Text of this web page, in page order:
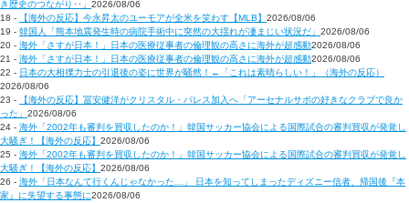
き歴史のつながり‥」 2026/08/06
18 -
【海外の反応】今永昇太のユーモアが全米を笑わす【MLB】 2026/08/06
19 - 韓国人「熊本地震発生時の病院手術中に突然の大揺れが凄まじい状況だ」 2026/08/06
20 - 海外「さすが日本！」日本の医療従事者の倫理観の高さに海外が超感動2026/08/06
21 - 海外「さすが日本！」日本の医療従事者の倫理観の高さに海外が超感動2026/08/06
22 - 日本の大相撲力士の引退後の姿に世界が騒然！←「これは素晴らしい！」（海外の反応）
2026/08/06
23 -
【海外の反応】冨安健洋がクリスタル・パレス加入へ「アーセナルサポの好きなクラブで良か
った」 2026/08/06
24 - 海外「2002年も審判を買収したのか！」韓国サッカー協会による国際試合の審判買収が発覚し
大騒ぎ！【海外の反応】 2026/08/06
25 - 海外「2002年も審判を買収したのか！」韓国サッカー協会による国際試合の審判買収が発覚し
大騒ぎ！【海外の反応】 2026/08/06
26 - 海外「日本なんて行くんじゃなかった…」 日本を知ってしまったディズニー信者、帰国後『本
家』に失望する事態に2026/08/06